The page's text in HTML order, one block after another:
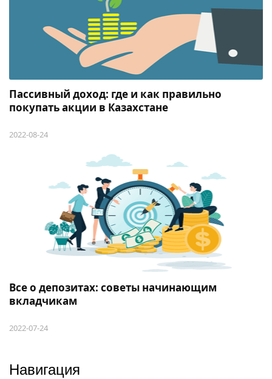
Пассивный доход: где и как правильно
покупать акции в Казахстане
2022-08-24
Все о депозитах: советы начинающим
вкладчикам
2022-07-24
Навигация